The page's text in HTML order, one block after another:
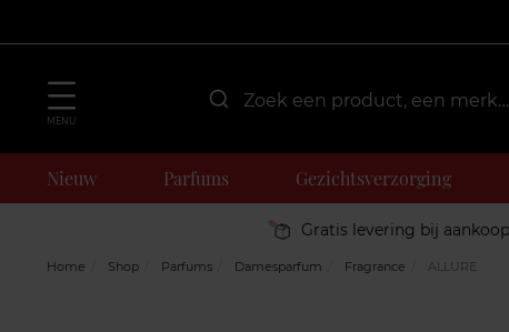
MENU
Nieuw Parfums Gezichtsverzorging
Gratis levering bij
Home Shop Parfums Damesparfum Fragrance ALLURE